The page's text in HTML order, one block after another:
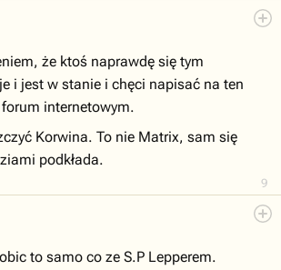
9
że ktoś naprawdę się tym
i jest w stanie i chęci napisać na ten
internetowym.
Korwina. To nie Matrix, sam się
podkłada.
to samo co ze S.P Lepperem.